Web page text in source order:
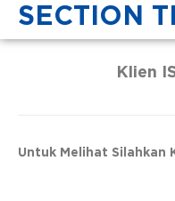
SECTION
Klien
Untuk Melihat Silahkan